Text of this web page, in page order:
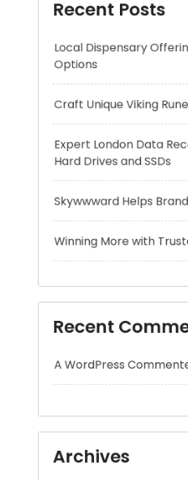
Expert London Data
Hard Drives and SSDs
Skywwward Helps
Winning More with
Recent
August 2026